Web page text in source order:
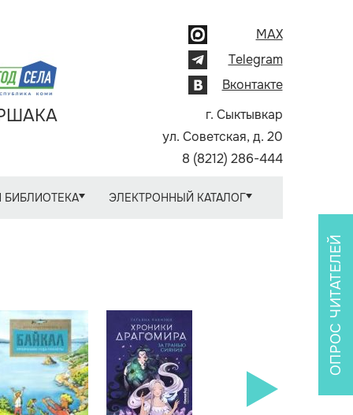
MAX
Telegram
Вконтакте
г. Сыктывкар
ул. Советская, д. 20
8 (8212) 286-444
БИБЛИОТЕКА ЭЛЕКТРОННЫЙ КАТАЛОГ
ОПРОС ЧИТАТЕЛЕЙ